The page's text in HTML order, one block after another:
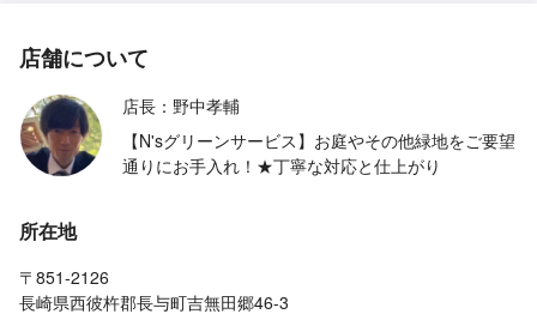
店舗について
店長：野中孝輔
【N'sグリーンサービス】お庭やその他緑地をご要望
通りにお手入れ！★丁寧な対応と仕上がり
所在地
〒851-2126
長崎県西彼杵郡長与町吉無田郷46-3